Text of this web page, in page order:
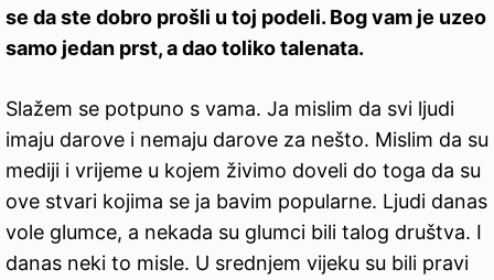
se da ste dobro prošli u toj podeli. Bog vam je uzeo
samo jedan prst, a dao toliko talenata.
Slažem se potpuno s vama. Ja mislim da svi ljudi
imaju darove i nemaju darove za nešto. Mislim da su
mediji i vrijeme u kojem živimo doveli do toga da su
ove stvari kojima se ja bavim popularne. Ljudi danas
vole glumce, a nekada su glumci bili talog društva. I
danas neki to misle. U srednjem vijeku su bili pravi